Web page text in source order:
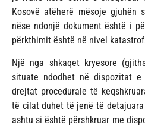
Kosovë atëherë mësoje gjuhën
nëse ndonjë dokument është i
përkthimit është në nivel
Një nga shkaqet kryesore
situate ndodhet në dispozitat
drejtat procedurale të
të cilat duhet të jenë të
ashtu si është përshkruar me